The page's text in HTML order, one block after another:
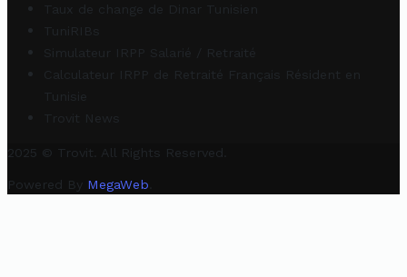
Taux de change de Dinar Tunisien
TuniRIBs
Simulateur IRPP Salarié / Retraité
Calculateur IRPP de Retraité Français Résident en
Tunisie
Trovit News
2025 © Trovit. All Rights Reserved.
Powered By MegaWeb